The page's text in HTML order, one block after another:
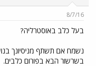
ו
ש
א
ר
8/7/16
בעל כלב באוסטרליה?
נשמח אם תשתף מניסיונך
בשרשור הבא בפורום כלבים.